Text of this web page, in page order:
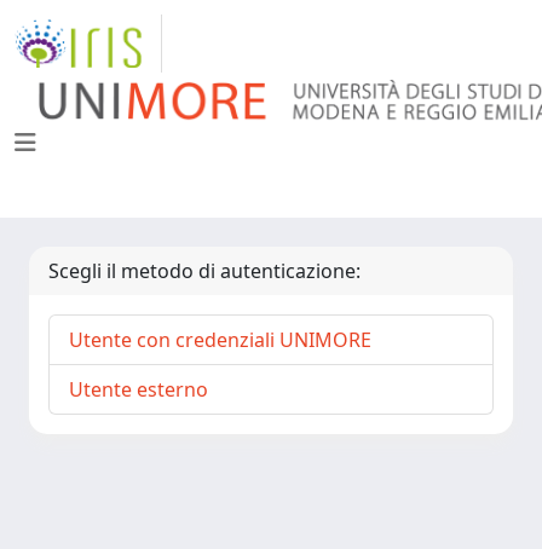
Scegli il metodo di autenticazione:
Utente con credenziali UNIMORE
Utente esterno